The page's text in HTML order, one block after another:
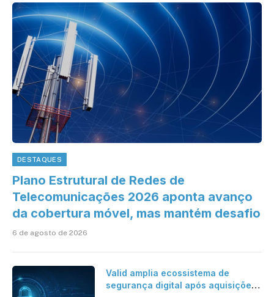
DESTAQUES
Plano Estrutural de Redes de
Telecomunicações 2026 aponta avanço
da cobertura móvel, mas mantém desafio
6 de agosto de 2026
Valid amplia ecossistema de
segurança digital após aquisições